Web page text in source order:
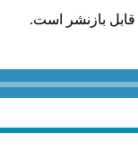
قابل بازنشر است.